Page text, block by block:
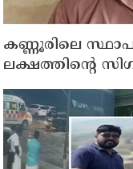
കണ്ണൂരിലെ
ലക്ഷത്തിന്റെ
സ്വദേശിയായ
തെങ്കാശിയിൽ